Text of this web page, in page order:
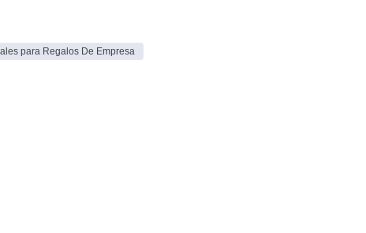
para Regalos De Empresa